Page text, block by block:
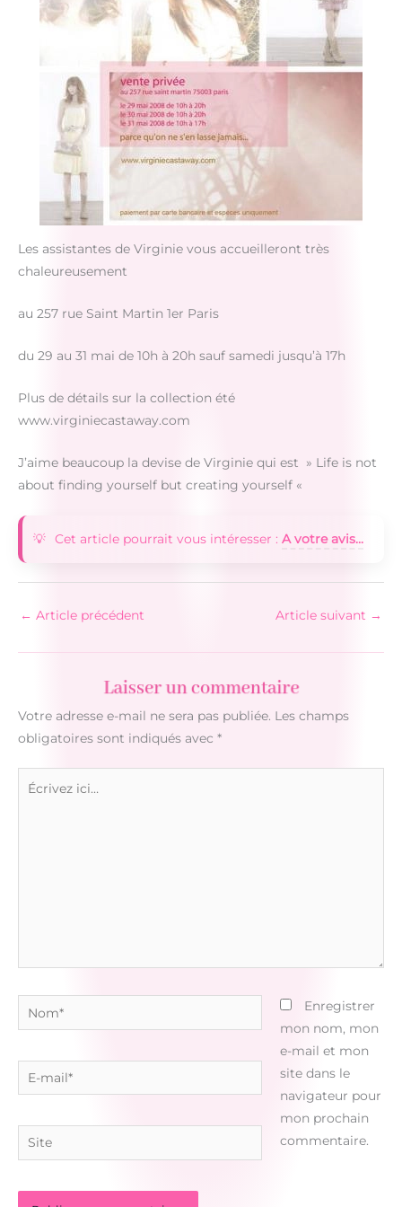
Les assistantes de Virginie vous accueilleront très
chaleureusement
au 257 rue Saint Martin 1er Paris
du 29 au 31 mai de 10h à 20h sauf samedi jusqu’à 17h
Plus de détails sur la collection été
www.virginiecastaway.com
J’aime beaucoup la devise de Virginie qui est » Life is not
about finding yourself but creating yourself «
Cet article pourrait vous intéresser : A votre avis...
← Article précédent Article suivant →
Laisser un commentaire
Votre adresse e-mail ne sera pas publiée. Les champs
obligatoires sont indiqués avec *
Écrivez
Nom*
E-
mail*
Site
Enregistrer
mon nom, mon
e-mail et mon
site dans le
navigateur pour
mon prochain
commentaire.